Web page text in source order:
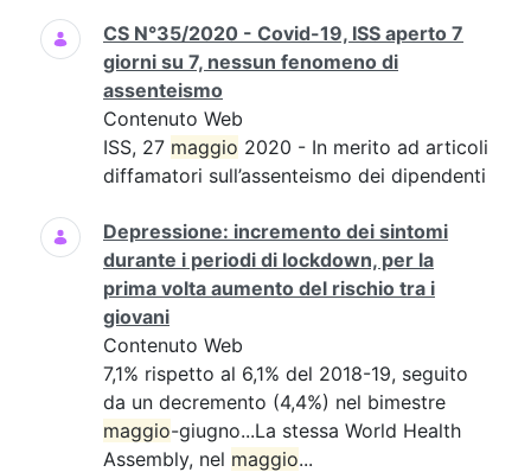
CS N°35/2020 - Covid-19, ISS aperto 7
giorni su 7, nessun fenomeno di
assenteismo
Contenuto Web
ISS, 27 maggio 2020 - In merito ad articoli
diffamatori sull’assenteismo dei dipendenti
Depressione: incremento dei sintomi
durante i periodi di lockdown, per la
prima volta aumento del rischio tra i
giovani
Contenuto Web
7,1% rispetto al 6,1% del 2018-19, seguito
da un decremento (4,4%) nel bimestre
maggio-giugno...La stessa World Health
Assembly, nel maggio...